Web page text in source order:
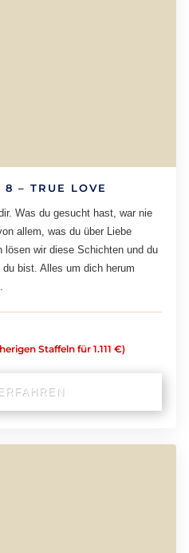
– TRUE LOVE
Was du gesucht hast, war nie
allem, was du über Liebe
lösen wir diese Schichten und du
bist. Alles um dich herum
Staffeln für 1.111 €)